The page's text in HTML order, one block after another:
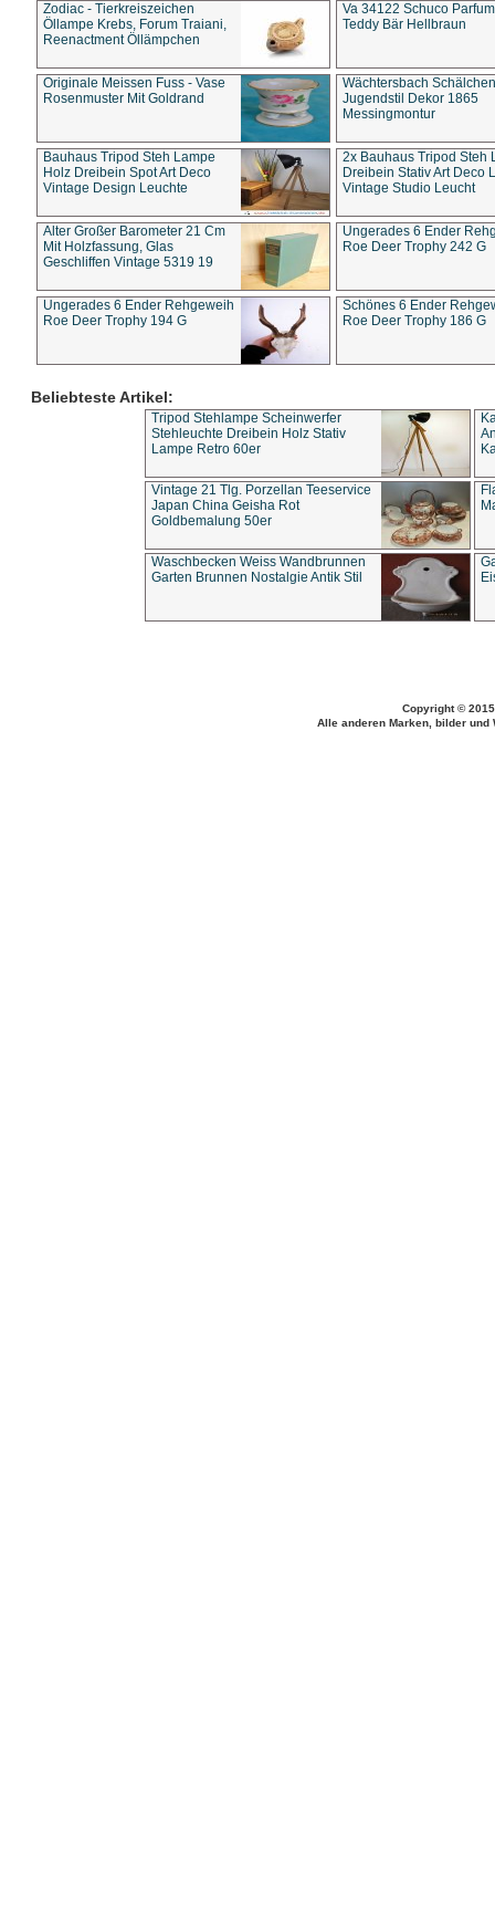
Zodiac - Tierkreiszeichen
Öllampe Krebs, Forum Traiani,
Reenactment Öllämpchen
Va 34122 Schuco
Teddy Bär Hellbraun
Originale Meissen Fuss - Vase
Rosenmuster Mit Goldrand
Wächtersbach Schälchen
Jugendstil Dekor 1865
Messingmontur
Bauhaus Tripod Steh Lampe
Holz Dreibein Spot Art Deco
Vintage Design Leuchte
2x Bauhaus Tripod Steh
Dreibein Stativ Art Deco
Vintage Studio Leucht
Alter Großer Barometer 21 Cm
Mit Holzfassung, Glas
Geschliffen Vintage 5319 19
Ungerades 6 Ender
Roe Deer Trophy 242 G
Ungerades 6 Ender Rehgeweih
Roe Deer Trophy 194 G
Schönes 6 Ender
Roe Deer Trophy 186 G
Beliebteste Artikel:
Tripod Stehlampe Scheinwerfer
Stehleuchte Dreibein Holz Stativ
Lampe Retro 60er
Vintage 21 Tlg. Porzellan Teeservice
Japan China Geisha Rot
Goldbemalung 50er
Waschbecken Weiss Wandbrunnen
Garten Brunnen Nostalgie Antik Stil
Copyright ©
Alle anderen Marken, bilder und